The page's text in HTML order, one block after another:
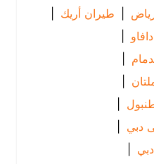
| طيران أريك
|
|
|
|
|
|